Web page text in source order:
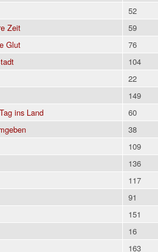
52
Zeit
59
Glut
76
104
22
149
ins Land
60
38
109
136
117
91
151
16
163